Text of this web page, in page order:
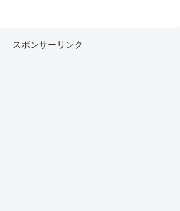
スポンサーリンク